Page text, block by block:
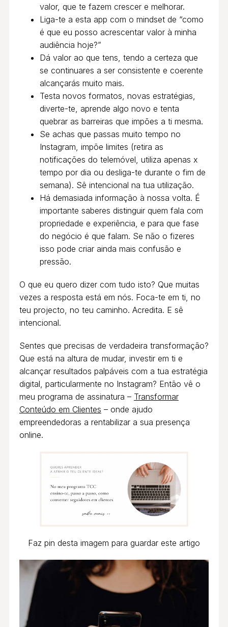
valor, que te fazem crescer e melhorar.
Liga-te a esta app com o mindset de “como
é que eu posso acrescentar valor à minha
audiência hoje?”
Dá valor ao que tens, tendo a certeza que
se continuares a ser consistente e coerente
alcançarás muito mais.
Testa novos formatos, novas estratégias,
diverte-te, aprende algo novo e tenta
quebrar as barreiras que impões a ti mesma.
Se achas que passas muito tempo no
Instagram, impõe limites (retira as
notificações do telemóvel, utiliza apenas x
tempo por dia ou desliga-te durante o fim de
semana). Sê intencional na tua utilização.
Há demasiada informação à nossa volta. É
importante saberes distinguir quem fala com
propriedade e experiência, e para que fase
do negócio é que falam. Se não o fizeres
isso pode criar ainda mais confusão e
pressão.
O que eu quero dizer com tudo isto? Que muitas
vezes a resposta está em nós. Foca-te em ti, no
teu projecto, no teu caminho. Acredita. E sê
intencional.
Sentes que precisas de verdadeira transformação?
Que está na altura de mudar, investir em ti e
alcançar resultados palpáveis com a tua estratégia
digital, particularmente no Instagram? Então vê o
meu programa de assinatura – Transformar
Conteúdo em Clientes – onde ajudo
empreendedoras a rentabilizar a sua presença
online.
Faz pin desta imagem para guardar este artigo